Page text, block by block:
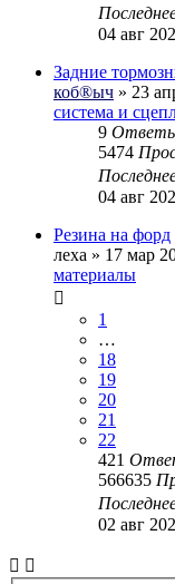
04 авг
Задние
коб®ыч » 23
система и
9
5474
04 авг
Резина на форд
леха » 17 мар
материалы
1
…
18
19
20
21
22
421
566635
02 авг